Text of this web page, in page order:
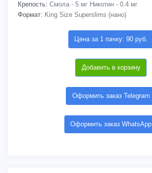
Крепость: Смола - 5 мг Никотин - 0.4 мг
Формат: King Size Superslims (нано)
Цена за 1 пачку: 90 руб.
Добавить в корзину
Оформить заказ Telegram
Оформить заказ WhatsApp